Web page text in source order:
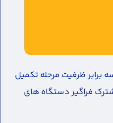
برابر ظرفیت مرحله تکمیل
فراگیر دستگاه های